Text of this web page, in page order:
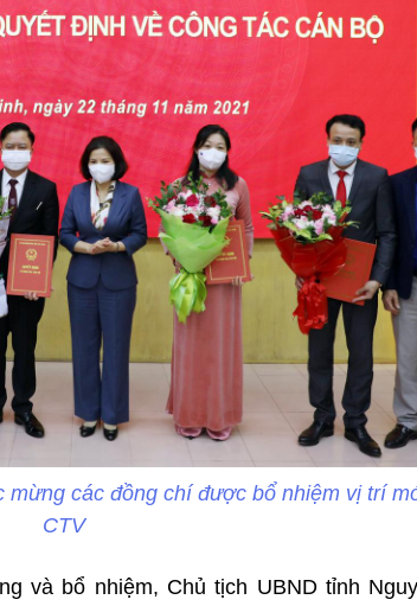
mừng các đồng chí được bổ nhiệm vị trí
CTV
và bổ nhiệm, Chủ tịch UBND tỉnh